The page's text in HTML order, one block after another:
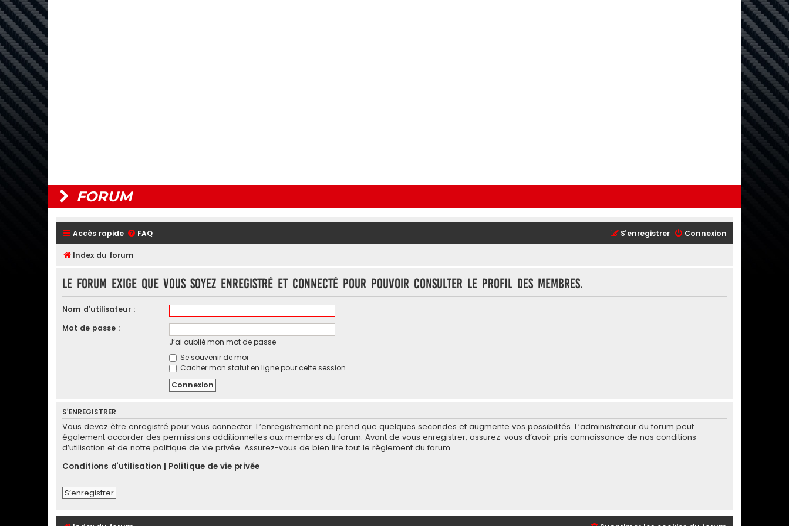
FORUM
Accès rapide FAQ Connexion
S’enregistrer
Index du forum
Le forum exige que vous soyez enregistré et connecté pour pouvoir consulter le profil des membres.
Nom d’utilisateur :
Mot de passe :
J’ai oublié mon mot de passe
Se souvenir de moi
Cacher mon statut en ligne pour cette session
S’ENREGISTRER
Vous devez être enregistré pour vous connecter. L’enregistrement ne prend que quelques secondes et augmente vos possibilités. L’administrateur du forum peut
également accorder des permissions additionnelles aux membres du forum. Avant de vous enregistrer, assurez-vous d’avoir pris connaissance de nos conditions
d’utilisation et de notre politique de vie privée. Assurez-vous de bien lire tout le règlement du forum.
Conditions d’utilisation | Politique de vie privée
S’enregistrer